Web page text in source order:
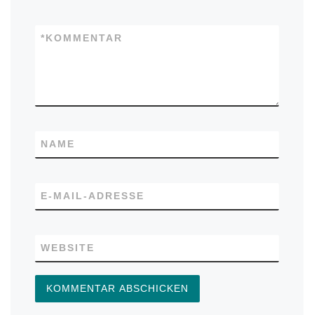
KOMMENTAR
*
NAME
E-MAIL-ADRESSE
WEBSITE